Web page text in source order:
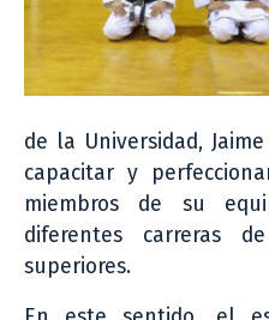
de la Universidad,
capacitar y
miembros de su
diferentes carreras
superiores.